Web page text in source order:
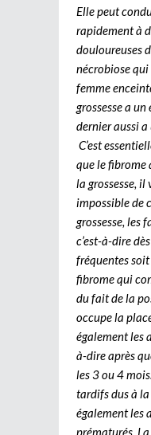
Elle peut
rapidement à
douloureuses
nécrobiose qui
femme
grossesse a
dernier aussi a
C’est
que le fibrome
la grossesse, il
impossible de
grossesse, les
c’est-à-dire
fréquentes
fibrome qui
du fait de la
occupe la
également les
à-dire après
les 3 ou 4
tardifs dus à la
également les
prématurés. La